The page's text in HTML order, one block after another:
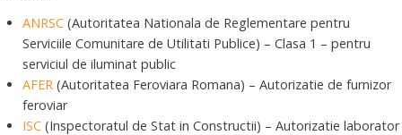
ANRSC (Autoritatea Nationala de Reglementare pentru
Serviciile Comunitare de Utilitati Publice) – Clasa 1 – pentru
serviciul de iluminat public
AFER (Autoritatea Feroviara Romana) – Autorizatie de furnizor
feroviar
ISC (Inspectoratul de Stat in Constructii) – Autorizatie laborator